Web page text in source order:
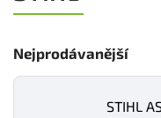
Nejprodávanější
STIHL